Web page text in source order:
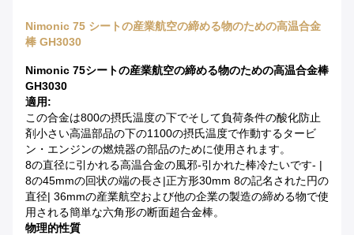
Nimonic 75 シートの産業航空の締める物のための高温合金
棒 GH3030
Nimonic 75シートの産業航空の締める物のための高温合金棒
GH3030
適用:
この合金は800の摂氏温度の下でそして負荷条件の酸化防止
剤小さい高温部品の下の1100の摂氏温度で作動するタービ
ン・エンジンの燃焼器の部品のために使用されます。
8の直径に引かれる高温合金の風邪-引かれた棒冷たいです- |
8の45mmの回状の端の長さ|正方形30mm 8の記名された円の
直径| 36mmの産業航空および他の企業の製造の締める物で使
用される簡単な六角形の断面超合金棒。
物理的性質